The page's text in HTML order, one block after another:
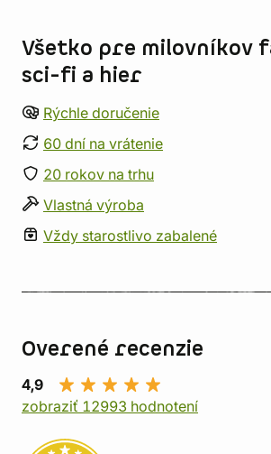
Všetko pre milovníkov
sci-fi a hier
Rýchle doručenie
60 dní na vrátenie
20 rokov na trhu
Vlastná výroba
Vždy starostlivo zabalené
Overené recenzie
4,9
zobraziť 12993 hodnotení